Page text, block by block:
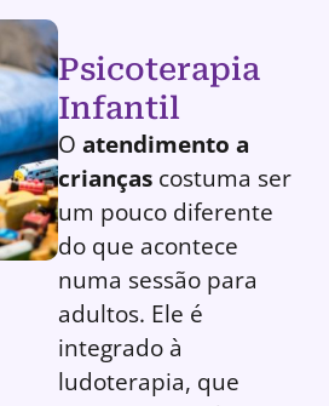
Psicoterapia
Infantil
O atendimento a
crianças costuma ser
um pouco diferente
do que acontece
numa sessão para
adultos. Ele é
integrado à
ludoterapia, que